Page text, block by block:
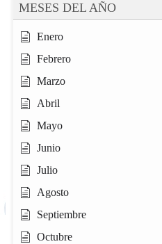
MESES DEL AÑO
Enero
Febrero
Marzo
Abril
Mayo
Junio
Julio
Agosto
Septiembre
Octubre